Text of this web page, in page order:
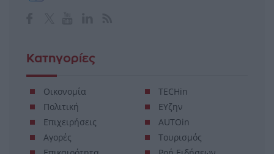
Κατηγορίες
Οικονομία
Πολιτική
Επιχειρήσεις
Αγορές
TECHin
ΕΥζην
AUTOin
Τουρισμός